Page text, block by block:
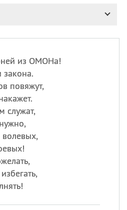
из ОМОНа!
повяжут,
служат,
великомученика
покровителя всех
09.08 День книголюбов (Book
ИМЕНА
Александр